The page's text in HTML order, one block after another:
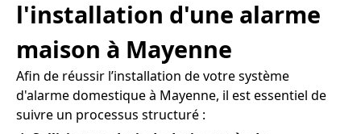
l'installation d'une alarme
maison à Mayenne
Afin de réussir l’installation de votre système
d'alarme domestique à Mayenne, il est essentiel de
suivre un processus structuré :